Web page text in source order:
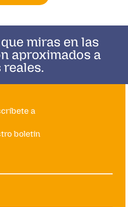
miras en las
aproximados a
reales.
a
boletín